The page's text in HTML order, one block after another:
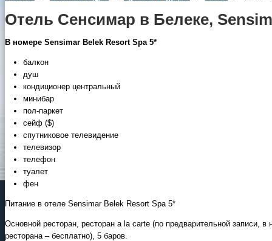
Отель Сенсимар в Белеке,
В номере Sensimar Belek Resort Spa 5*
балкон
душ
кондиционер центральный
минибар
пол-паркет
сейф ($)
спутниковое телевидение
телевизор
телефон
туалет
фен
Питание в отеле Sensimar Belek Resort Spa 5*
Основной ресторан, ресторан a la carte (по предварительной записи,
ресторана – бесплатно), 5 баров.